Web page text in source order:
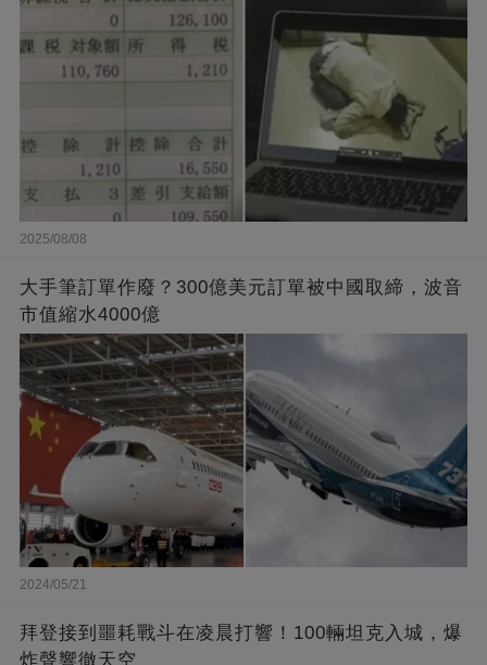
2025/08/08
大手筆訂單作廢？300億美元訂單被中國取締，波音
市值縮水4000億
2024/05/21
拜登接到噩耗戰斗在凌晨打響！100輛坦克入城，爆
炸聲響徹天空